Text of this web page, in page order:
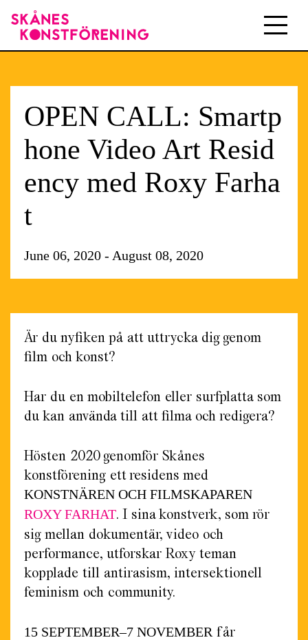
OPEN CALL: Smartp
hone Video Art Resid
ency med Roxy Farha
t
June 06, 2020 - August 08, 2020
Är du nyfiken på att uttrycka dig genom
film och konst?
Har du en mobiltelefon eller surfplatta som
du kan använda till att filma och redigera?
Hösten 2020 genomför Skånes
konstförening ett residens med
KONSTNÄREN OCH FILMSKAPAREN
ROXY FARHAT. I sina konstverk, som rör
sig mellan dokumentär, video och
performance, utforskar Roxy teman
kopplade till antirasism, intersektionell
feminism och community.
15 SEPTEMBER–7 NOVEMBER får